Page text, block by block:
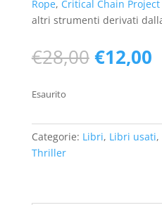
Rope, Critical Chain
altri strumenti derivati
€28,00 Il
prezzo
€28,00.
€12,00Il
Esaurito
Categorie: Libri, Libri usati,
Thriller